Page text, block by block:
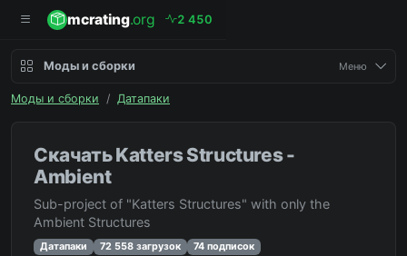
mcrating.org 2 450
Моды и сборки Меню
Моды и сборки / Датапаки
Скачать Katters Structures -
Ambient
Sub-project of "Katters Structures" with only the
Ambient Structures
Датапаки 72 558 загрузок 74 подписок